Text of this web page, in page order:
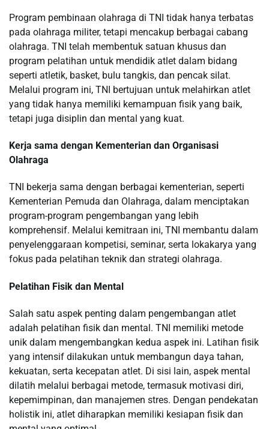
Program pembinaan olahraga di TNI tidak hanya terbatas
pada olahraga militer, tetapi mencakup berbagai cabang
olahraga. TNI telah membentuk satuan khusus dan
program pelatihan untuk mendidik atlet dalam bidang
seperti atletik, basket, bulu tangkis, dan pencak silat.
Melalui program ini, TNI bertujuan untuk melahirkan atlet
yang tidak hanya memiliki kemampuan fisik yang baik,
tetapi juga disiplin dan mental yang kuat.
Kerja sama dengan Kementerian dan Organisasi
Olahraga
TNI bekerja sama dengan berbagai kementerian, seperti
Kementerian Pemuda dan Olahraga, dalam menciptakan
program-program pengembangan yang lebih
komprehensif. Melalui kemitraan ini, TNI membantu dalam
penyelenggaraan kompetisi, seminar, serta lokakarya yang
fokus pada pelatihan teknik dan strategi olahraga.
Pelatihan Fisik dan Mental
Salah satu aspek penting dalam pengembangan atlet
adalah pelatihan fisik dan mental. TNI memiliki metode
unik dalam mengembangkan kedua aspek ini. Latihan fisik
yang intensif dilakukan untuk membangun daya tahan,
kekuatan, serta kecepatan atlet. Di sisi lain, aspek mental
dilatih melalui berbagai metode, termasuk motivasi diri,
kepemimpinan, dan manajemen stres. Dengan pendekatan
holistik ini, atlet diharapkan memiliki kesiapan fisik dan